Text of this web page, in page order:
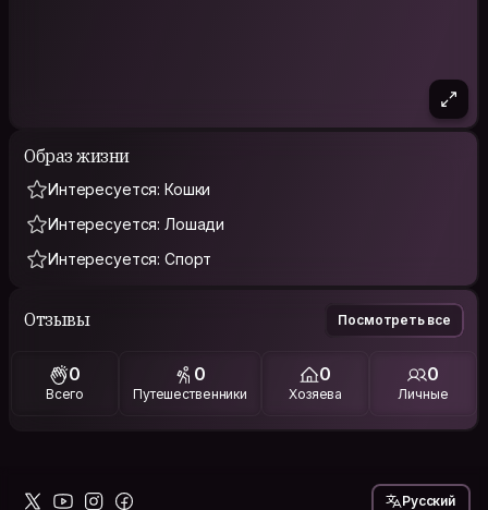
Образ жизни
Интересуется: Кошки
Интересуется: Лошади
Интересуется: Спорт
Отзывы Посмотреть все
0
Всего
0
Путешественники
0
Хозяева
0
Личные
Русский